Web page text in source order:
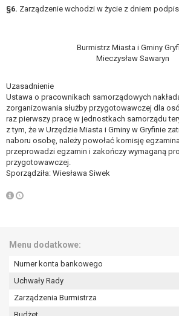
§6. Zarządzenie wchodzi w życie z dniem
Burmistrz Miasta i Gminy
Mieczysław Sawaryn
Uzasadnienie
Ustawa o pracownikach samorządowych
zorganizowania służby przygotowawczej dla
raz pierwszy pracę w jednostkach samorządu
z tym, że w Urzędzie Miasta i Gminy w Gryfinie
naboru osobę, należy powołać komisję
przeprowadzi egzamin i zakończy wymaganą
przygotowawczej.
Sporządziła: Wiesława Siwek
Menu dodatkowe:
Numer konta bankowego
Uchwały Rady
Zarządzenia Burmistrza
lit a RODO), przysługuje Pani/Panu
przetwarzania, którego dokonano
zgody przed jej cofnięciem.
organu nadzorczego na niezgodne
przetwarzanie Pani/Pana danych
przez administratora.
Organem właściwym do
Prezes Urzędu Ochrony Danych
W zależności od sfery, w której
dane osobowe, podanie danych